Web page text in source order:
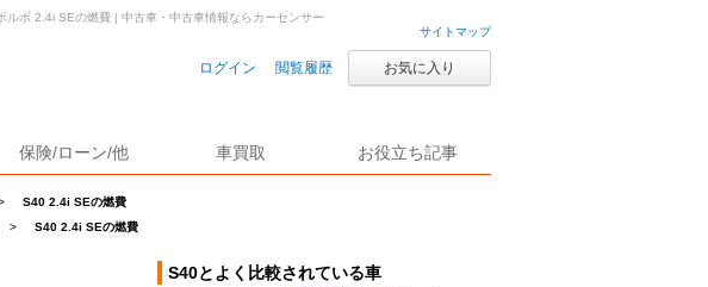
サイトマップ
ログイン 閲覧履歴 お気に入り
保険/ローン/他 車買取 お役立ち記事
S40 2.4i SEの燃費
> S40 2.4i SEの燃費
ルボ 2.4i SEの燃費 | 中古車・中古車情報ならカーセンサー
S40とよく比較されている車